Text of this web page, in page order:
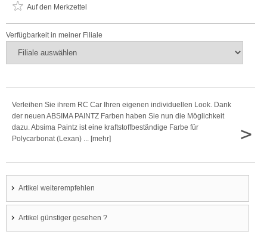
Auf den Merkzettel
Verfügbarkeit in meiner Filiale
Verleihen Sie ihrem RC Car Ihren eigenen individuellen Look. Dank
der neuen ABSIMA PAINTZ Farben haben Sie nun die Möglichkeit
dazu. Absima Paintz ist eine kraftstoffbeständige Farbe für
Polycarbonat (Lexan) ... [mehr]
>
Artikel weiterempfehlen
Artikel günstiger gesehen ?